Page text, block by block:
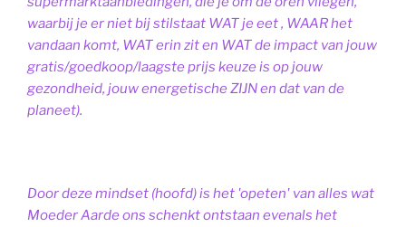
waarbij je er niet bij stilstaat WAT je eet , WAAR het
vandaan komt, WAT erin zit en WAT de impact van jouw
gratis/goedkoop/laagste prijs keuze is op jouw
gezondheid, jouw energetische ZIJN en dat van de
planeet).
Door deze mindset (hoofd) is het 'opeten' van alles wat
Moeder Aarde ons schenkt ontstaan evenals het